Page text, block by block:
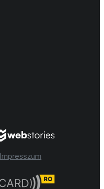
Impresszum